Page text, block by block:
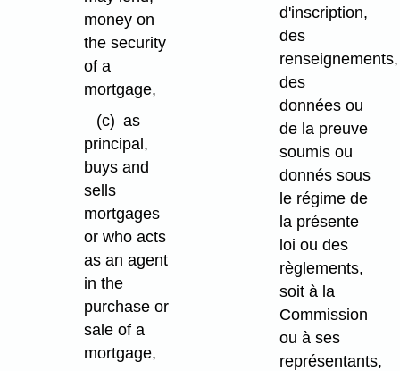
money on
the security
of a
mortgage,
(c) as
principal,
buys and
sells
mortgages
or who acts
as an agent
in the
purchase or
sale of a
mortgage,
d'inscription,
des
renseignements,
des
données ou
de la preuve
soumis ou
donnés sous
le régime de
la présente
loi ou des
règlements,
soit à la
Commission
ou à ses
représentants,